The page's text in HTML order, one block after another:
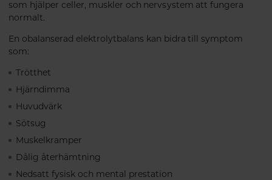
som hjälper celler, muskler och nervsystem att fungera
normalt.
En obalanserad elektrolytbalans kan bidra till symptom
som:
Trötthet
Hjärndimma
Huvudvärk
Sötsug
Muskelkramper
Dålig återhämtning
Nedsatt fysisk och mental prestation